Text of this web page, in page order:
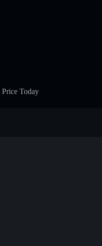
Price Today